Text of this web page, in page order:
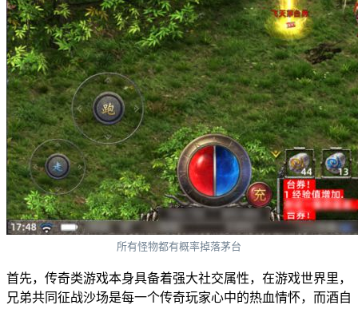
所有怪物都有概率掉落茅台
首先，传奇类游戏本身具备着强大社交属性，在游戏世界里，
兄弟共同征战沙场是每一个传奇玩家心中的热血情怀，而酒自